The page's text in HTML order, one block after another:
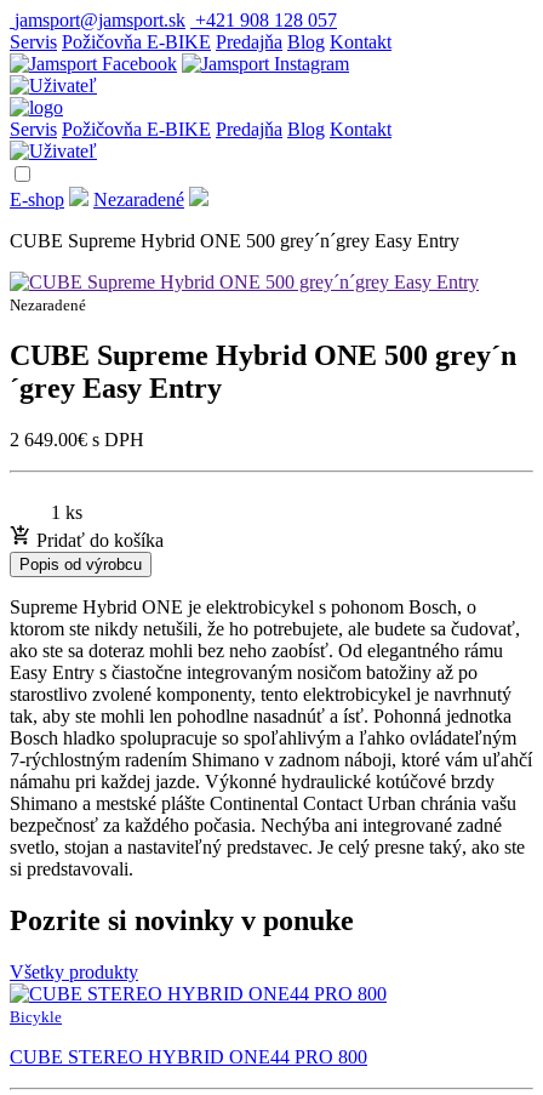
jamsport@jamsport.sk +421 908 128 057
Servis Požičovňa E-BIKE Predajňa Blog Kontakt
Servis Požičovňa E-BIKE Predajňa Blog Kontakt
E-shop
Nezaradené
CUBE Supreme Hybrid ONE 500 grey´n´grey Easy Entry
Nezaradené
CUBE Supreme Hybrid ONE 500 grey´n
´grey Easy Entry
2 649.00€ s DPH
1 ks
Pridať do košíka
Popis od výrobcu
Supreme Hybrid ONE je elektrobicykel s pohonom Bosch, o
ktorom ste nikdy netušili, že ho potrebujete, ale budete sa čudovať,
ako ste sa doteraz mohli bez neho zaobísť. Od elegantného rámu
Easy Entry s čiastočne integrovaným nosičom batožiny až po
starostlivo zvolené komponenty, tento elektrobicykel je navrhnutý
tak, aby ste mohli len pohodlne nasadnúť a ísť. Pohonná jednotka
Bosch hladko spolupracuje so spoľahlivým a ľahko ovládateľným
7-rýchlostným radením Shimano v zadnom náboji, ktoré vám uľahčí
námahu pri každej jazde. Výkonné hydraulické kotúčové brzdy
Shimano a mestské plášte Continental Contact Urban chránia vašu
bezpečnosť za každého počasia. Nechýba ani integrované zadné
svetlo, stojan a nastaviteľný predstavec. Je celý presne taký, ako ste
si predstavovali.
Pozrite si novinky v ponuke
Všetky produkty
Bicykle
CUBE STEREO HYBRID ONE44 PRO 800